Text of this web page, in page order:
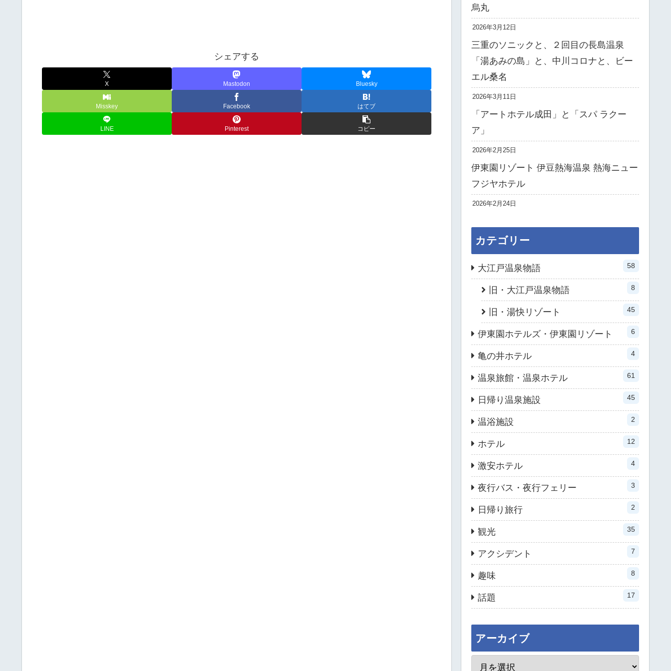
シェアする
X Mastodon Bluesky
Misskey Facebook はてブ
LINE Pinterest コピー
烏丸
2026年3月12日
三重のソニックと、２回目の長島温泉
「湯あみの島」と、中川コロナと、ビー
エル桑名
2026年3月11日
「アートホテル成田」と「スパ ラクー
ア」
2026年2月25日
伊東園リゾート 伊豆熱海温泉 熱海ニュー
フジヤホテル
2026年2月24日
カテゴリー
大江戸温泉物語 58
旧・大江戸温泉物語 8
旧・湯快リゾート 45
伊東園ホテルズ・伊東園リゾート 6
亀の井ホテル 4
温泉旅館・温泉ホテル 61
日帰り温泉施設 45
温浴施設 2
ホテル 12
激安ホテル 4
夜行バス・夜行フェリー 3
日帰り旅行 2
観光 35
アクシデント 7
趣味 8
話題 17
アーカイブ